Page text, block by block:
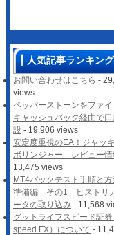
人気記事ランキング
お問い合わせはこちら -
views
ペッパーストーンをファ
キャッシュバック経由で口
設 - 19,906 views
安定度重視のEA！ジャッ
ボリンジャー レビュー情
13,475 views
MT4バックテスト手順と
準備編 その1 ヒストリ
ータの取り込み - 11,568
グットライフスピード証券
speed FX）について -